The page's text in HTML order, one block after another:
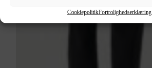
CookiepolitikFortrolighedserklæring